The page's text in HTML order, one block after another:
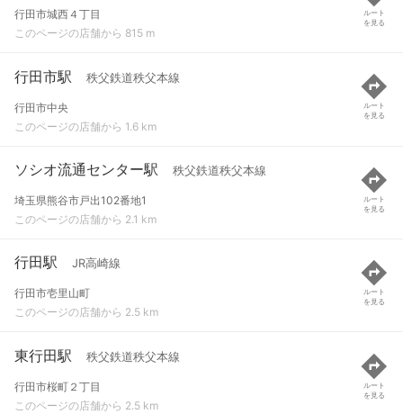
行田市城西４丁目
このページの店舗から 815 m
ルート
を見る
行田市駅 秩父鉄道秩父本線
行田市中央
このページの店舗から 1.6 km
ルート
を見る
ソシオ流通センター駅 秩父鉄道秩父本線
埼玉県熊谷市戸出102番地1
このページの店舗から 2.1 km
ルート
を見る
行田駅 JR高崎線
行田市壱里山町
このページの店舗から 2.5 km
ルート
を見る
東行田駅 秩父鉄道秩父本線
行田市桜町２丁目
このページの店舗から 2.5 km
ルート
を見る